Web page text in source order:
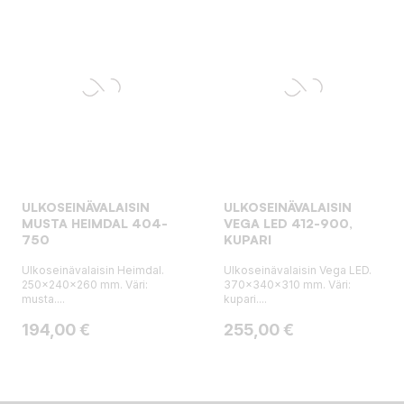
ULKOSEINÄVALAISIN
MUSTA HEIMDAL 404-
750
Ulkoseinävalaisin Heimdal.
250x240x260 mm. Väri:
musta....
Hinta
194,00 €
ULKOSEINÄVALAISIN
VEGA LED 412-900,
KUPARI
Ulkoseinävalaisin Vega LED.
370x340x310 mm. Väri:
kupari....
Hinta
255,00 €